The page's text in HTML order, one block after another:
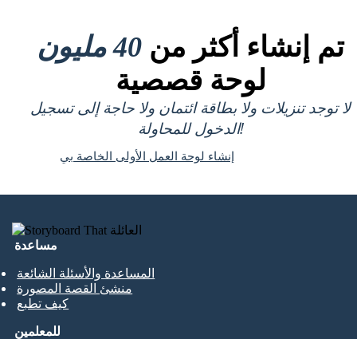
تم إنشاء أكثر من 40 مليون
لوحة قصصية
لا توجد تنزيلات ولا بطاقة ائتمان ولا حاجة إلى تسجيل
الدخول للمحاولة!
إنشاء لوحة العمل الأولى الخاصة بي
مساعدة
المساعدة والأسئلة الشائعة
منشئ القصة المصورة
كيف تطبع
للمعلمين